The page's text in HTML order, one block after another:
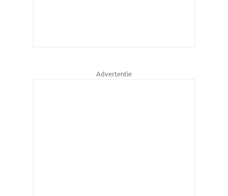
Advertentie